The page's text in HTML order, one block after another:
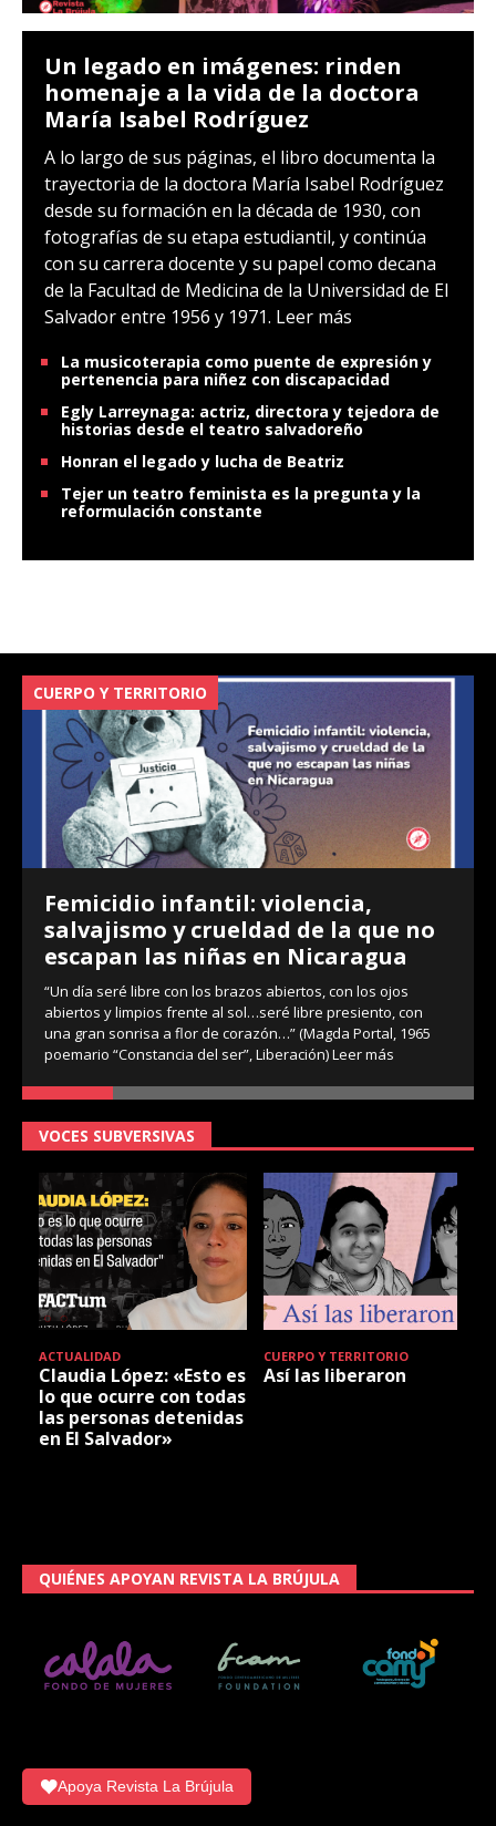
Un legado en imágenes: rinden
homenaje a la vida de la doctora
María Isabel Rodríguez
A lo largo de sus páginas, el libro documenta la
trayectoria de la doctora María Isabel Rodríguez
desde su formación en la década de 1930, con
fotografías de su etapa estudiantil, y continúa
con su carrera docente y su papel como decana
de la Facultad de Medicina de la Universidad de El
Salvador entre 1956 y 1971. Leer más
La musicoterapia como puente de expresión y
pertenencia para niñez con discapacidad
Egly Larreynaga: actriz, directora y tejedora de
historias desde el teatro salvadoreño
Honran el legado y lucha de Beatriz
Tejer un teatro feminista es la pregunta y la
reformulación constante
CUERPO Y TERRITORIO
Femicidio infantil: violencia,
salvajismo y crueldad de la que no
escapan las niñas en Nicaragua
“Un día seré libre con los brazos abiertos, con los ojos
abiertos y limpios frente al sol…seré libre presiento, con
una gran sonrisa a flor de corazón…” (Magda Portal, 1965
poemario “Constancia del ser”, Liberación)Leer más
VOCES SUBVERSIVAS
ACTUALIDAD
Claudia López: «Esto es
lo que ocurre con todas
las personas detenidas
en El Salvador»
CUERPO Y TERRITORIO
Así las liberaron
QUIÉNES APOYAN REVISTA LA BRÚJULA
Apoya Revista La Brújula